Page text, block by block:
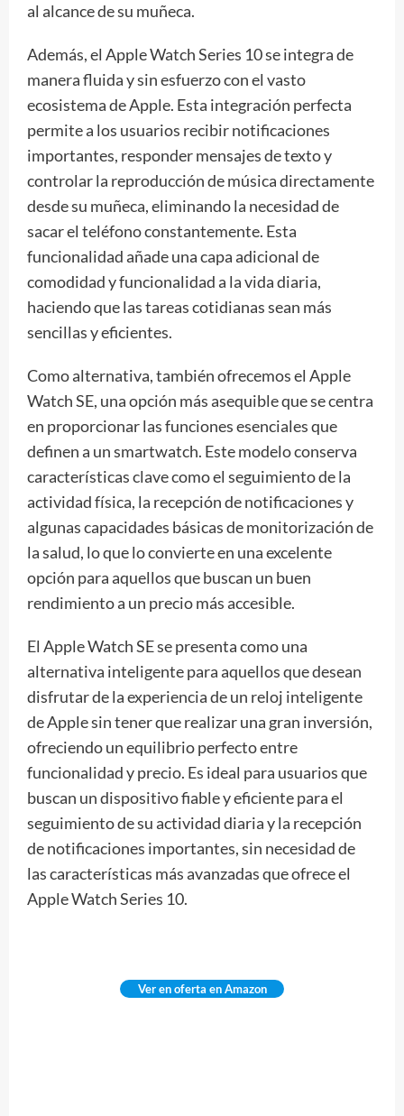
al alcance de su muñeca.
Además, el Apple Watch Series 10 se integra de
manera fluida y sin esfuerzo con el vasto
ecosistema de Apple. Esta integración perfecta
permite a los usuarios recibir notificaciones
importantes, responder mensajes de texto y
controlar la reproducción de música directamente
desde su muñeca, eliminando la necesidad de
sacar el teléfono constantemente. Esta
funcionalidad añade una capa adicional de
comodidad y funcionalidad a la vida diaria,
haciendo que las tareas cotidianas sean más
sencillas y eficientes.
Como alternativa, también ofrecemos el Apple
Watch SE, una opción más asequible que se centra
en proporcionar las funciones esenciales que
definen a un smartwatch. Este modelo conserva
características clave como el seguimiento de la
actividad física, la recepción de notificaciones y
algunas capacidades básicas de monitorización de
la salud, lo que lo convierte en una excelente
opción para aquellos que buscan un buen
rendimiento a un precio más accesible.
El Apple Watch SE se presenta como una
alternativa inteligente para aquellos que desean
disfrutar de la experiencia de un reloj inteligente
de Apple sin tener que realizar una gran inversión,
ofreciendo un equilibrio perfecto entre
funcionalidad y precio. Es ideal para usuarios que
buscan un dispositivo fiable y eficiente para el
seguimiento de su actividad diaria y la recepción
de notificaciones importantes, sin necesidad de
las características más avanzadas que ofrece el
Apple Watch Series 10.
Ver en oferta en Amazon